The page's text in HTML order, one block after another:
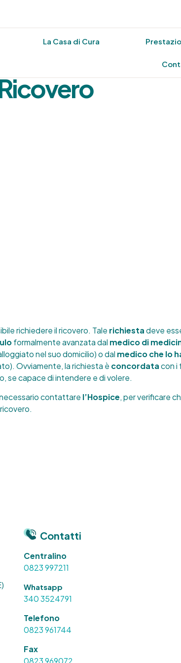
La Casa di Cura
richiedere il ricovero. Tale richiestadeve
formalmente avanzata dal medico di
nel suo domicilio) o dal medico che lo
Ovviamente, la richiesta è concordatacon i
se capace di intendere e di volere.
contattare l’Hospice, per verificare
Contatti
Centralino
0823 997211
Whatsapp
340 3524791
Telefono
0823 961744
Fax
0823 969072